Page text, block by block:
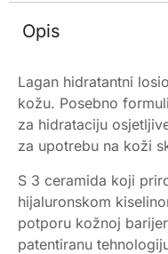
Opis
Lagan hidratantni
kožu. Posebno
za hidrataciju
za upotrebu na koži
S 3 ceramida koji
hijaluronskom
potporu kožnoj
patentiranu